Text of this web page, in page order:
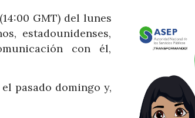
GMT) del lunes
estadounidenses,
con él,
pasado domingo y,